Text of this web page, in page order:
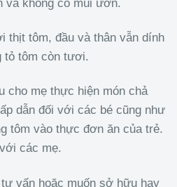
và không có mùi ươn.
thịt tôm, đầu và thân vẫn dính
tỏ tôm còn tươi.
cho mẹ thực hiện món chả
dẫn đối với các bé cũng như
tôm vào thực đơn ăn của trẻ.
các mẹ.
vấn hoặc muốn sở hữu hay